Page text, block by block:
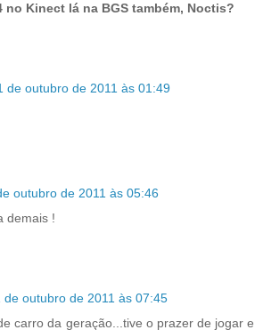
no Kinect lá na BGS também, Noctis?
de outubro de 2011 às 01:49
outubro de 2011 às 05:46
demais !
de outubro de 2011 às 07:45
carro da geração...tive o prazer de jogar e